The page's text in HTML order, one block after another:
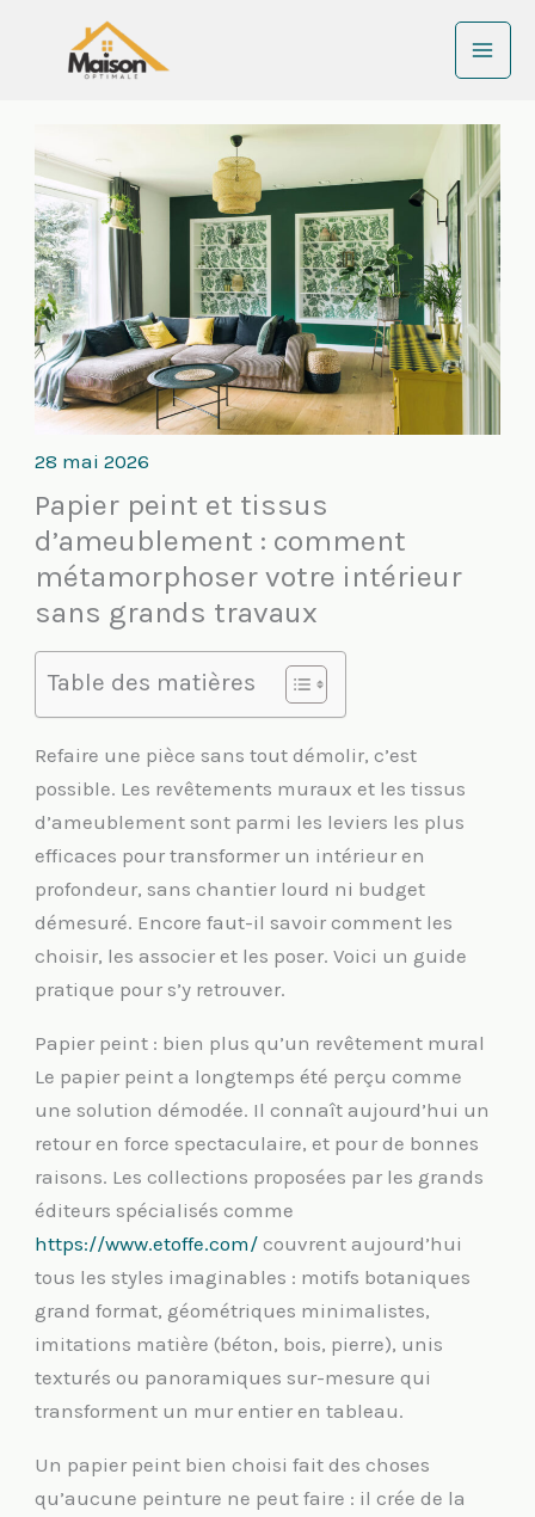
28 mai 2026
Papier peint et tissus
d’ameublement : comment
métamorphoser votre intérieur
sans grands travaux
Table des matières
Refaire une pièce sans tout démolir, c’est
possible. Les revêtements muraux et les tissus
d’ameublement sont parmi les leviers les plus
efficaces pour transformer un intérieur en
profondeur, sans chantier lourd ni budget
démesuré. Encore faut-il savoir comment les
choisir, les associer et les poser. Voici un guide
pratique pour s’y retrouver.
Papier peint : bien plus qu’un revêtement mural
Le papier peint a longtemps été perçu comme
une solution démodée. Il connaît aujourd’hui un
retour en force spectaculaire, et pour de bonnes
raisons. Les collections proposées par les grands
éditeurs spécialisés comme
https://www.etoffe.com/ couvrent aujourd’hui
tous les styles imaginables : motifs botaniques
grand format, géométriques minimalistes,
imitations matière (béton, bois, pierre), unis
texturés ou panoramiques sur-mesure qui
transforment un mur entier en tableau.
Un papier peint bien choisi fait des choses
qu’aucune peinture ne peut faire : il crée de la